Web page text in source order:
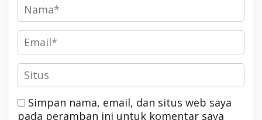
Simpan nama, email, dan situs web saya
pada peramban ini untuk komentar saya